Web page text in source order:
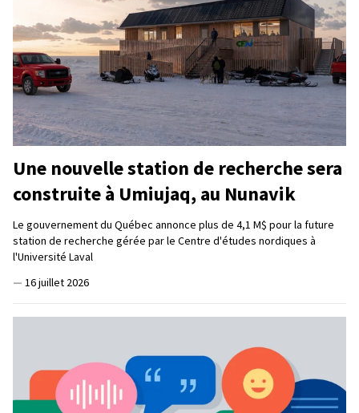
Une nouvelle station de recherche sera
construite à Umiujaq, au Nunavik
Le gouvernement du Québec annonce plus de 4,1 M$ pour la future
station de recherche gérée par le Centre d'études nordiques à
l'Université Laval
— 16 juillet 2026